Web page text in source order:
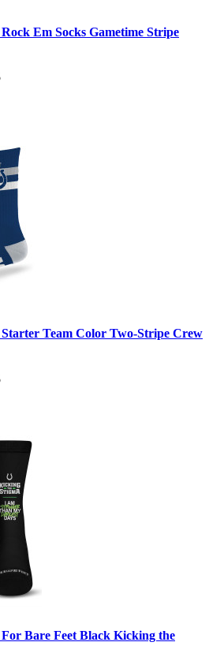
Em Socks Gametime Stripe
Team Color Two-Stripe Crew
Bare Feet Black Kicking the